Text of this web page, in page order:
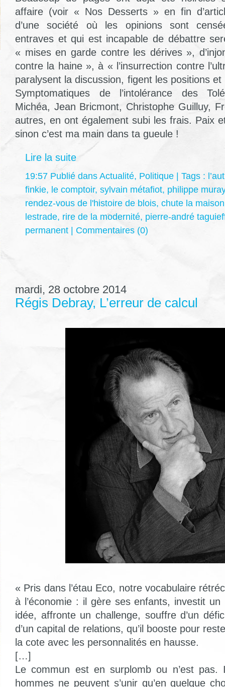
affaire (voir « Nos Desserts » en fin
d’une société où les opinions sont
entraves et qui est incapable de débattre
« mises en garde contre les dérives »,
contre la haine », à « l’insurrection contre
paralysent la discussion, figent les positions
Symptomatiques de l’intolérance des
Michéa, Jean Bricmont, Christophe Guilluy,
autres, en ont également subi les frais. Paix
sinon c’est ma main dans ta gueule !
Lire la suite
19:57 Publié dans Actualité, Politique | Tags :
finkie, le comptoir, sylvain métafiot, philippe muray
rendez-vous de l'histoire de blois, chute la
lestrade, rire de la modernité, pierre-andré
permanent | Commentaires (0)
mardi, 28 octobre 2014
Régis Debray, L’erreur de calcul
« Pris dans l’étau Eco, notre vocabulaire
à l’économie : il gère ses enfants, investit un
idée, affronte un challenge, souffre d’un
d’un capital de relations, qu’il booste pour
la cote avec les personnalités en hausse.
[…]
Le commun est en surplomb ou n’est
hommes ne peuvent s’unir qu’en quelque